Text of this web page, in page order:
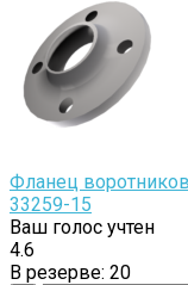
Фланец
33259-15
Ваш голос учтен
4.6
В резерве: 20